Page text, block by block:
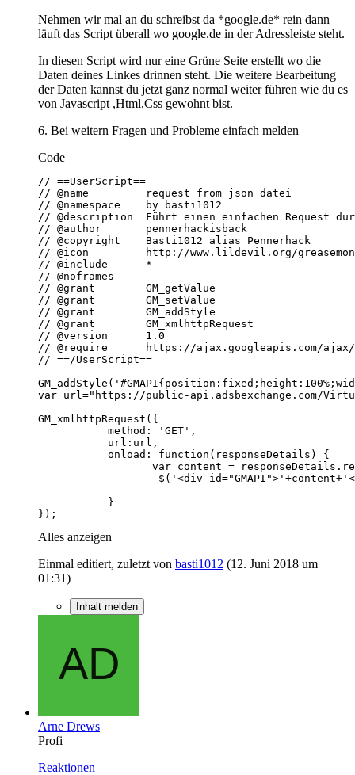
Nehmen wir mal an du schreibst da *google.de* rein dann
läuft das Script überall wo google.de in der Adressleiste steht.
In diesen Script wird nur eine Grüne Seite erstellt wo die
Daten deines Linkes drinnen steht. Die weitere Bearbeitung
der Daten kannst du jetzt ganz normal weiter führen wie du es
von Javascript ,Html,Css gewohnt bist.
6. Bei weitern Fragen und Probleme einfach melden
Code
});
Alles anzeigen
Einmal editiert, zuletzt von basti1012 (12. Juni 2018 um
01:31)
Inhalt melden
Arne Drews
Profi
Reaktionen